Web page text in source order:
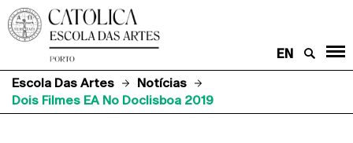
EN
Escola Das Artes
Notícias
Dois Filmes EA No Doclisboa 2019